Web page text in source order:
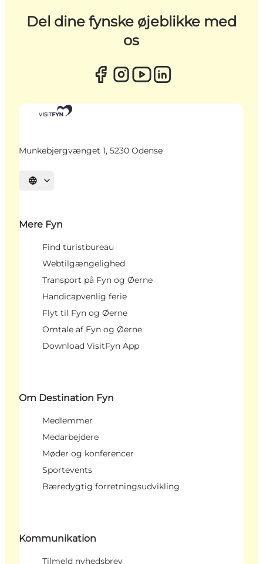
Del dine fynske øjeblikke med
os
Munkebjergvænget 1, 5230 Odense
Vælg sprog
Mere Fyn
Find turistbureau
Webtilgængelighed
Transport på Fyn og Øerne
Handicapvenlig ferie
Flyt til Fyn og Øerne
Omtale af Fyn og Øerne
Download VisitFyn App
Om Destination Fyn
Medlemmer
Medarbejdere
Møder og konferencer
Sportevents
Bæredygtig forretningsudvikling
Kommunikation
Tilmeld nyhedsbrev